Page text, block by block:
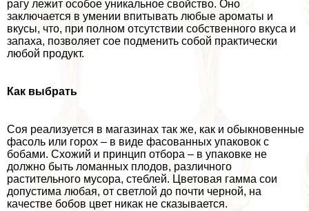
рагу лежит особое уникальное свойство. Оно
заключается в умении впитывать любые ароматы и
вкусы, что, при полном отсутствии собственного вкуса и
запаха, позволяет сое подменить собой пpaктически
любой продукт.
Как выбрать
Соя реализуется в магазинах так же, как и обыкновенные
фасоль или горох – в виде фасованных упаковок с
бобами. Схожий и принцип отбора – в упаковке не
должно быть ломанных плодов, различного
растительного мусора, стeблей. Цветовая гамма сои
допустима любая, от светлой до почти черной, на
качестве бобов цвет никак не сказывается.